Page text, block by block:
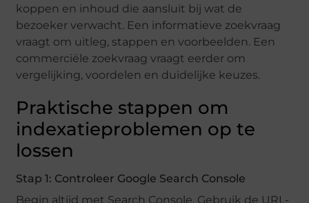
koppen en inhoud die aansluit bij wat de
bezoeker verwacht. Een informatieve zoekvraag
vraagt om uitleg, stappen en voorbeelden. Een
commerciële zoekvraag vraagt eerder om
vergelijking, voordelen en duidelijke keuzes.
Praktische stappen om
indexatieproblemen op te
lossen
Stap 1: Controleer Google Search Console
Begin altijd met Search Console. Gebruik de URL-